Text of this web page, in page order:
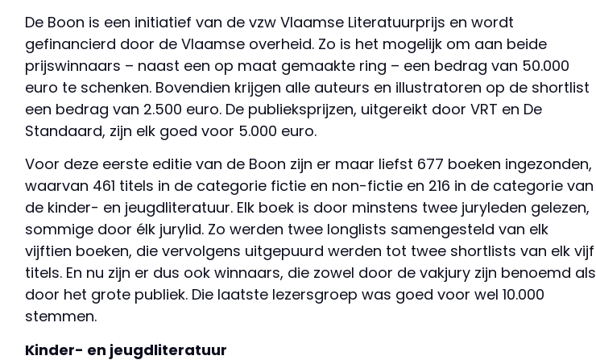
De Boon is een initiatief van de vzw Vlaamse Literatuurprijs en wordt
gefinancierd door de Vlaamse overheid. Zo is het mogelijk om aan beide
prijswinnaars – naast een op maat gemaakte ring – een bedrag van 50.000
euro te schenken. Bovendien krijgen alle auteurs en illustratoren op de shortlist
een bedrag van 2.500 euro. De publieksprijzen, uitgereikt door VRT en De
Standaard, zijn elk goed voor 5.000 euro.
Voor deze eerste editie van de Boon zijn er maar liefst 677 boeken ingezonden,
waarvan 461 titels in de categorie fictie en non-fictie en 216 in de categorie van
de kinder- en jeugdliteratuur. Elk boek is door minstens twee juryleden gelezen,
sommige door élk jurylid. Zo werden twee longlists samengesteld van elk
vijftien boeken, die vervolgens uitgepuurd werden tot twee shortlists van elk vijf
titels. En nu zijn er dus ook winnaars, die zowel door de vakjury zijn benoemd als
door het grote publiek. Die laatste lezersgroep was goed voor wel 10.000
stemmen.
Kinder- en jeugdliteratuur